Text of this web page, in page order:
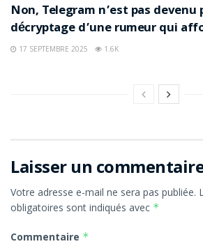
Non, Telegram n’est pas devenu
décryptage d’une rumeur qui
17 SEPTEMBRE 2025 1.6K
Laisser un
Votre adresse e-mail ne sera pas publiée.
obligatoires sont indiqués avec *
Commentaire *